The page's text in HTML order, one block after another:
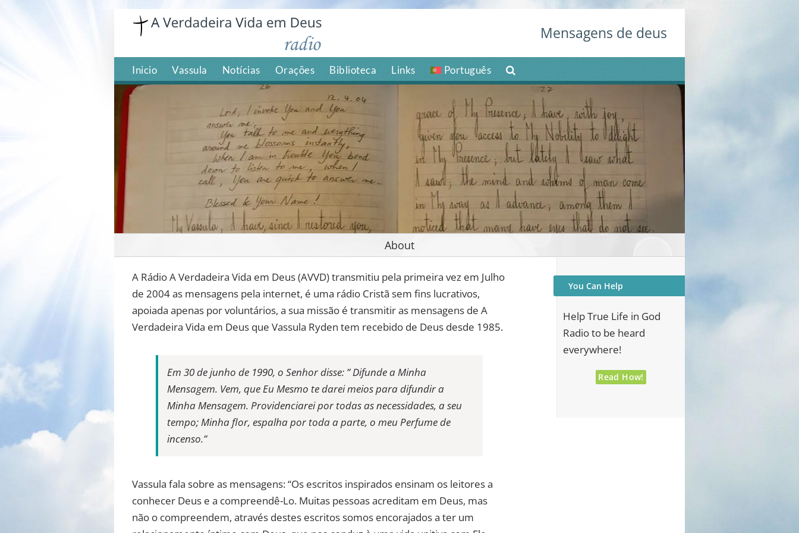
Mensagens de deus
Inicio Vassula Notícias Orações Biblioteca Links Português
About
A Rádio A Verdadeira Vida em Deus (AVVD) transmitiu pela primeira vez em Julho
de 2004 as mensagens pela internet, é uma rádio Cristã sem fins lucrativos,
apoiada apenas por voluntários, a sua missão é transmitir as mensagens de A
Verdadeira Vida em Deus que Vassula Ryden tem recebido de Deus desde 1985.
Em 30 de junho de 1990, o Senhor disse: ” Difunde a Minha
Mensagem. Vem, que Eu Mesmo te darei meios para difundir a
Minha Mensagem. Providenciarei por todas as necessidades, a seu
tempo; Minha flor, espalha por toda a parte, o meu Perfume de
incenso.”
Vassula fala sobre as mensagens: “Os escritos inspirados ensinam os leitores a
conhecer Deus e a compreendê-Lo. Muitas pessoas acreditam em Deus, mas
não o compreendem, através destes escritos somos encorajados a ter um
You Can Help
Help True Life in God
Radio to be heard
everywhere!
Read How!